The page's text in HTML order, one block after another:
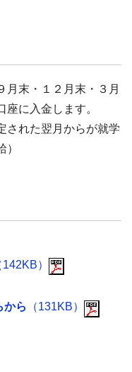
末・１２月末・３月
に入金します。
された翌月からが就学
142KB）
から （131KB）